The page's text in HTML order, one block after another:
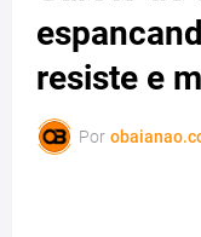
resiste e
Por